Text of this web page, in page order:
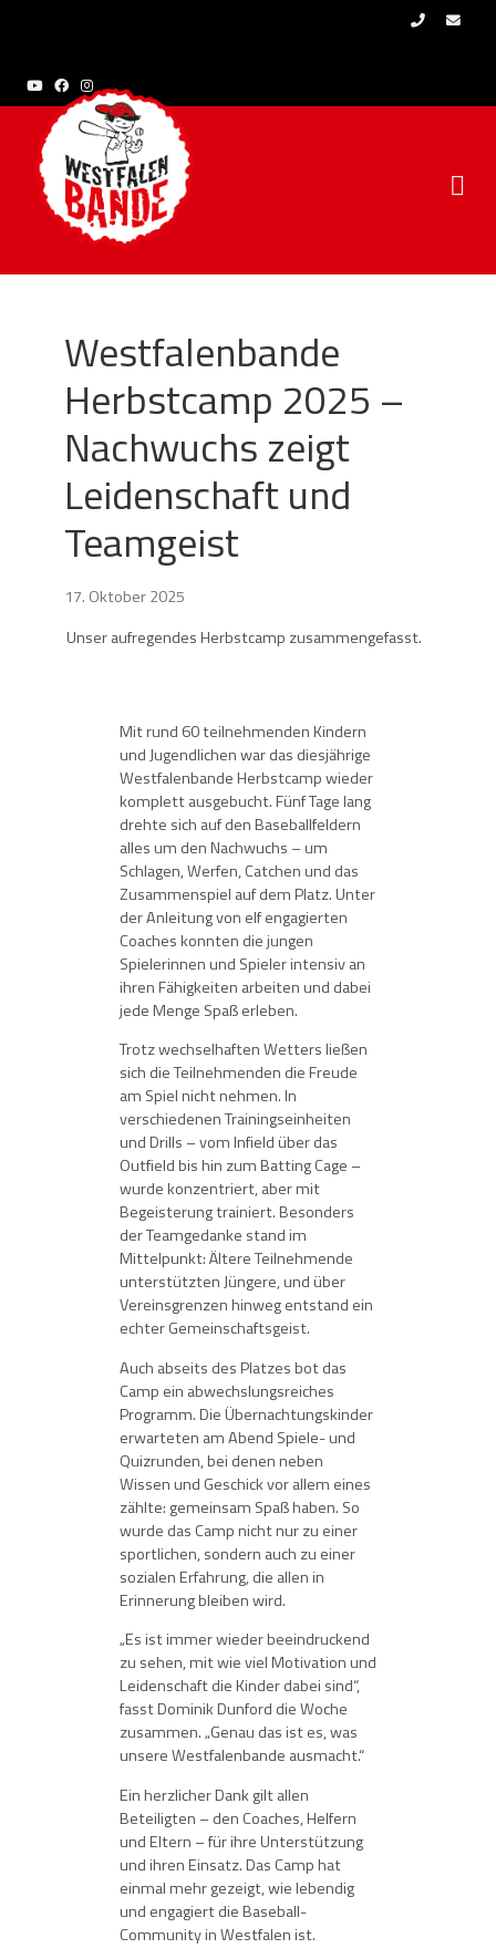
Westfalenbande
Herbstcamp 2025 –
Nachwuchs zeigt
Leidenschaft und
Teamgeist
17. Oktober 2025
Unser aufregendes Herbstcamp zusammengefasst.
Mit rund 60 teilnehmenden Kindern
und Jugendlichen war das diesjährige
Westfalenbande Herbstcamp wieder
komplett ausgebucht. Fünf Tage lang
drehte sich auf den Baseballfeldern
alles um den Nachwuchs – um
Schlagen, Werfen, Catchen und das
Zusammenspiel auf dem Platz. Unter
der Anleitung von elf engagierten
Coaches konnten die jungen
Spielerinnen und Spieler intensiv an
ihren Fähigkeiten arbeiten und dabei
jede Menge Spaß erleben.
Trotz wechselhaften Wetters ließen
sich die Teilnehmenden die Freude
am Spiel nicht nehmen. In
verschiedenen Trainingseinheiten
und Drills – vom Infield über das
Outfield bis hin zum Batting Cage –
wurde konzentriert, aber mit
Begeisterung trainiert. Besonders
der Teamgedanke stand im
Mittelpunkt: Ältere Teilnehmende
unterstützten Jüngere, und über
Vereinsgrenzen hinweg entstand ein
echter Gemeinschaftsgeist.
Auch abseits des Platzes bot das
Camp ein abwechslungsreiches
Programm. Die Übernachtungskinder
erwarteten am Abend Spiele- und
Quizrunden, bei denen neben
Wissen und Geschick vor allem eines
zählte: gemeinsam Spaß haben. So
wurde das Camp nicht nur zu einer
sportlichen, sondern auch zu einer
sozialen Erfahrung, die allen in
Erinnerung bleiben wird.
„Es ist immer wieder beeindruckend
zu sehen, mit wie viel Motivation und
Leidenschaft die Kinder dabei sind“,
fasst Dominik Dunford die Woche
zusammen. „Genau das ist es, was
unsere Westfalenbande ausmacht.“
Ein herzlicher Dank gilt allen
Beteiligten – den Coaches, Helfern
und Eltern – für ihre Unterstützung
und ihren Einsatz. Das Camp hat
einmal mehr gezeigt, wie lebendig
und engagiert die Baseball-
Community in Westfalen ist.